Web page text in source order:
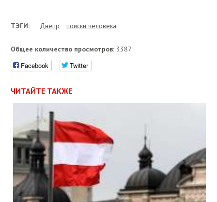
ТЭГИ: Днепр поиски человека
Общее количество просмотров: 3387
Facebook Twitter
ЧИТАЙТЕ ТАКЖЕ